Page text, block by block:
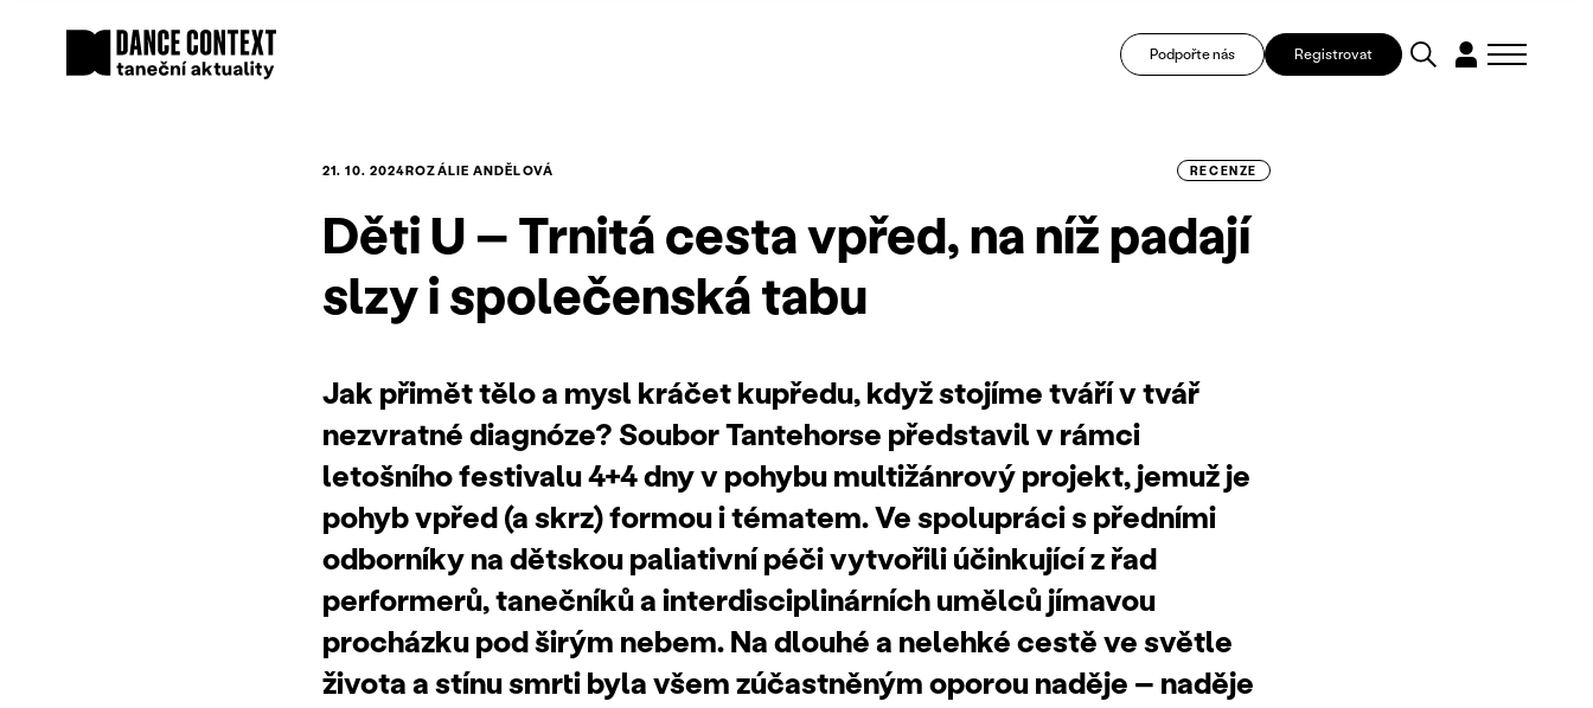
Podpořte nás Registrovat
21. 10. 2024ROZÁLIE ANDĚLOVÁ RECENZE
Děti U – Trnitá cesta vpřed, na níž padají
slzy i společenská tabu
Jak přimět tělo a mysl kráčet kupředu, když stojíme tváří v tvář
nezvratné diagnóze? Soubor Tantehorse představil v rámci
letošního festivalu 4+4 dny v pohybu multižánrový projekt, jemuž je
pohyb vpřed (a skrz) formou i tématem. Ve spolupráci s předními
odborníky na dětskou paliativní péči vytvořili účinkující z řad
performerů, tanečníků a interdisciplinárních umělců jímavou
procházku pod širým nebem. Na dlouhé a nelehké cestě ve světle
života a stínu smrti byla všem zúčastněným oporou naděje – naděje